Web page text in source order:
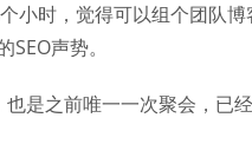
小时，觉得可以组个团队
声势。
是之前唯一一次聚会，已